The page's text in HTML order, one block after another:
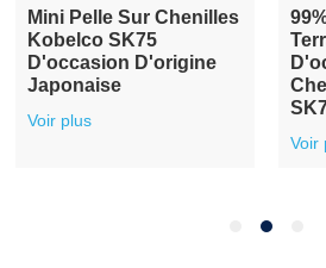
Pelle Hydraulique Sur
Chenilles Kobelco
Sk140 D'occasion
Voir plus
Voir